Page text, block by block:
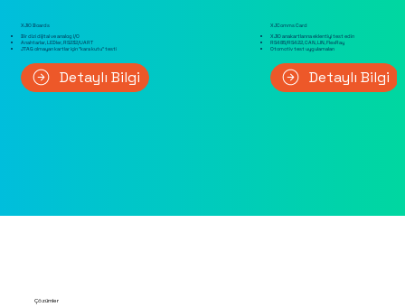
XJIO Boards
Bir dizi dijital ve analog I/O
Anahtarlar, LEDler, RS232/UART
JTAG olmayan kartlar için "kara kutu" testi
Detaylı Bilgi
XJComms Card
XJIO anakartlarına eklentiyi test edin
RS485/RS422, CAN, LIN, FlexRay
Otomotiv test uygulamaları
Detaylı Bilgi
Çözümler